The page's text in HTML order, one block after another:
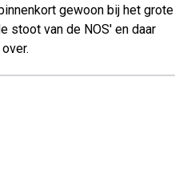
gewoon bij het grote
stoot van de NOS' en daar